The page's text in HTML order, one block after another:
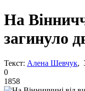
На
загинуло
Текст: Алена Шевчук,
0
1858